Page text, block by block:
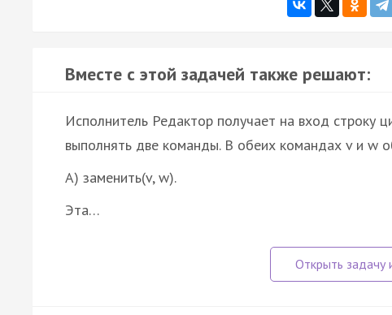
Вместе с этой задачей также решают:
Исполнитель Редактор получает на вход строку
выполнять две команды. В обеих командах v и w
A) заменить(v, w).
Эта…